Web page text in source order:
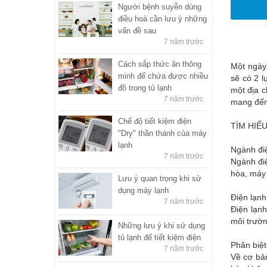
Một
sẽ có 2
một địa
mang
TÌM
Ngành
Ngành
hòa,
Điện
Điện
môi
Phân
Về cơ
Người bệnh suyễn dùng
điều hoà cần lưu ý những
vấn đề sau
7 năm trước
Cách sắp thức ăn thông
minh để chứa được nhiều
đồ trong tủ lạnh
7 năm trước
Chế độ tiết kiệm điện
"Dry" thần thánh của máy
lạnh
7 năm trước
Lưu ý quan trọng khi sử
dụng máy lạnh
7 năm trước
Những lưu ý khi sử dụng
tủ lạnh để tiết kiệm điện
7 năm trước